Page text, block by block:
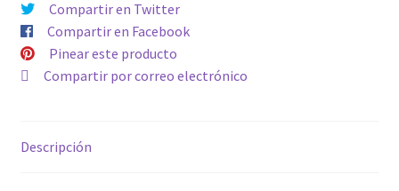
Compartir en Twitter
Compartir en Facebook
Pinear este producto
Compartir por correo electrónico
Descripción